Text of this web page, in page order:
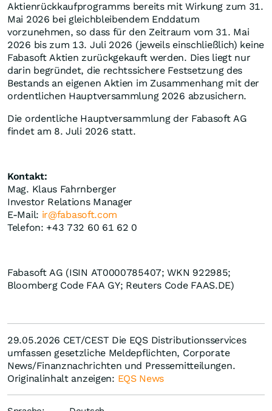
Aktienrückkaufprogramms bereits mit Wirkung zum 31.
Mai 2026 bei gleichbleibendem Enddatum
vorzunehmen, so dass für den Zeitraum vom 31. Mai
2026 bis zum 13. Juli 2026 (jeweils einschließlich) keine
Fabasoft Aktien zurückgekauft werden. Dies liegt nur
darin begründet, die rechtssichere Festsetzung des
Bestands an eigenen Aktien im Zusammenhang mit der
ordentlichen Hauptversammlung 2026 abzusichern.
Die ordentliche Hauptversammlung der Fabasoft AG
findet am 8. Juli 2026 statt.
Kontakt:
Mag. Klaus Fahrnberger
Investor Relations Manager
E-Mail: ir@fabasoft.com
Telefon: +43 732 60 61 62 0
Fabasoft AG (ISIN AT0000785407; WKN 922985;
Bloomberg Code FAA GY; Reuters Code FAAS.DE)
29.05.2026 CET/CEST Die EQS Distributionsservices
umfassen gesetzliche Meldepflichten, Corporate
News/Finanznachrichten und Pressemitteilungen.
Originalinhalt anzeigen: EQS News